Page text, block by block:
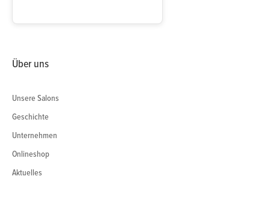
Über uns
Unsere Salons
Geschichte
Unternehmen
Onlineshop
Aktuelles